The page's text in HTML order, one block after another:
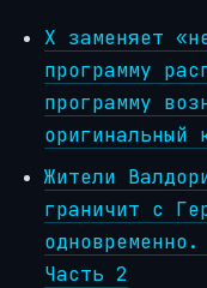
X заменяет
программу
программу
оригинальный
Жители
граничит с
Часть 2